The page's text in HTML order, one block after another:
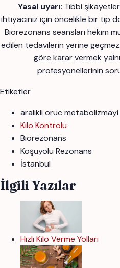
Yasal uyarı: Tıbbi
ihtiyacınız için öncelikle bir tıp
Biorezonans seansları hekim
edilen tedavilerin yerine
göre karar vermek
profesyonellerinin
Etiketler
aralikli oruc metabolizmayi
Kilo Kontrolü
Biorezonans
Koşuyolu Rezonans
İstanbul
İlgili Yazılar
Hızlı Kilo Verme Yolları